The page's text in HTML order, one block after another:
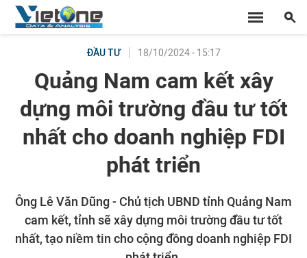
ĐẦU TƯ 18/10/2024 - 15:17
Quảng Nam cam kết xây
dựng môi trường đầu tư tốt
nhất cho doanh nghiệp FDI
phát triển
Ông Lê Văn Dũng - Chủ tịch UBND tỉnh Quảng Nam
cam kết, tỉnh sẽ xây dựng môi trường đầu tư tốt
nhất, tạo niềm tin cho cộng đồng doanh nghiệp FDI